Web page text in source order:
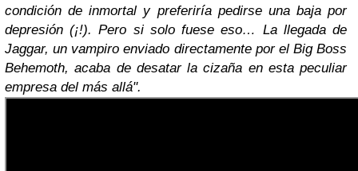
condición de inmortal y preferiría pedirse una baja por
depresión (¡!). Pero si solo fuese eso… La llegada de
Jaggar, un vampiro enviado directamente por el Big Boss
Behemoth, acaba de desatar la cizaña en esta peculiar
empresa del más allá".